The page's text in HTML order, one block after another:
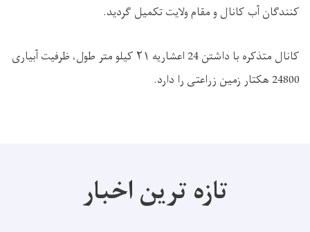
کنندگان آب کانال و مقام ولایت تکمیل گردید.
کانال متذکره با داشتن 24 اعشاریه ۲۱ کیلو متر طول، ظرفیت آبیاری
24800 هکتار زمین زراعتی را دارد.
تازه ترین اخبار